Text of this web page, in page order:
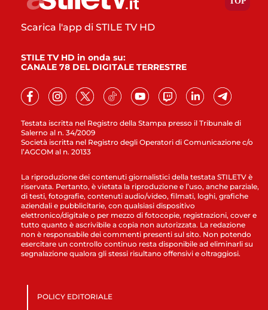
Testata iscritta nel Registro della Stampa presso il Tribunale di
Salerno al n. 34/2009
Società iscritta nel Registro degli Operatori di Comunicazione c/o
l’AGCOM al n. 20133
Scarica l'app di STILE TV HD
STILE TV HD in onda su:
CANALE 78 DEL DIGITALE TERRESTRE
La riproduzione dei contenuti giornalistici della testata STILETV è
riservata. Pertanto, è vietata la riproduzione e l’uso, anche parziale,
di testi, fotografie, contenuti audio/video, filmati, loghi, grafiche
aziendali e pubblicitarie, con qualsiasi dispositivo
elettronico/digitale o per mezzo di fotocopie, registrazioni, cover e
tutto quanto è ascrivibile a copia non autorizzata. La redazione
non è responsabile dei commenti presenti sul sito. Non potendo
esercitare un controllo continuo resta disponibile ad eliminarli su
segnalazione qualora gli stessi risultano offensivi e oltraggiosi.
POLICY EDITORIALE